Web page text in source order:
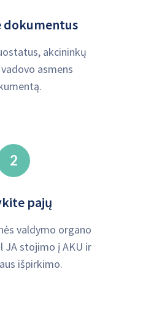
dokumentus
akcininkų
asmens
2
pajų
valdymo organo
JA stojimo į AKU ir
išpirkimo.